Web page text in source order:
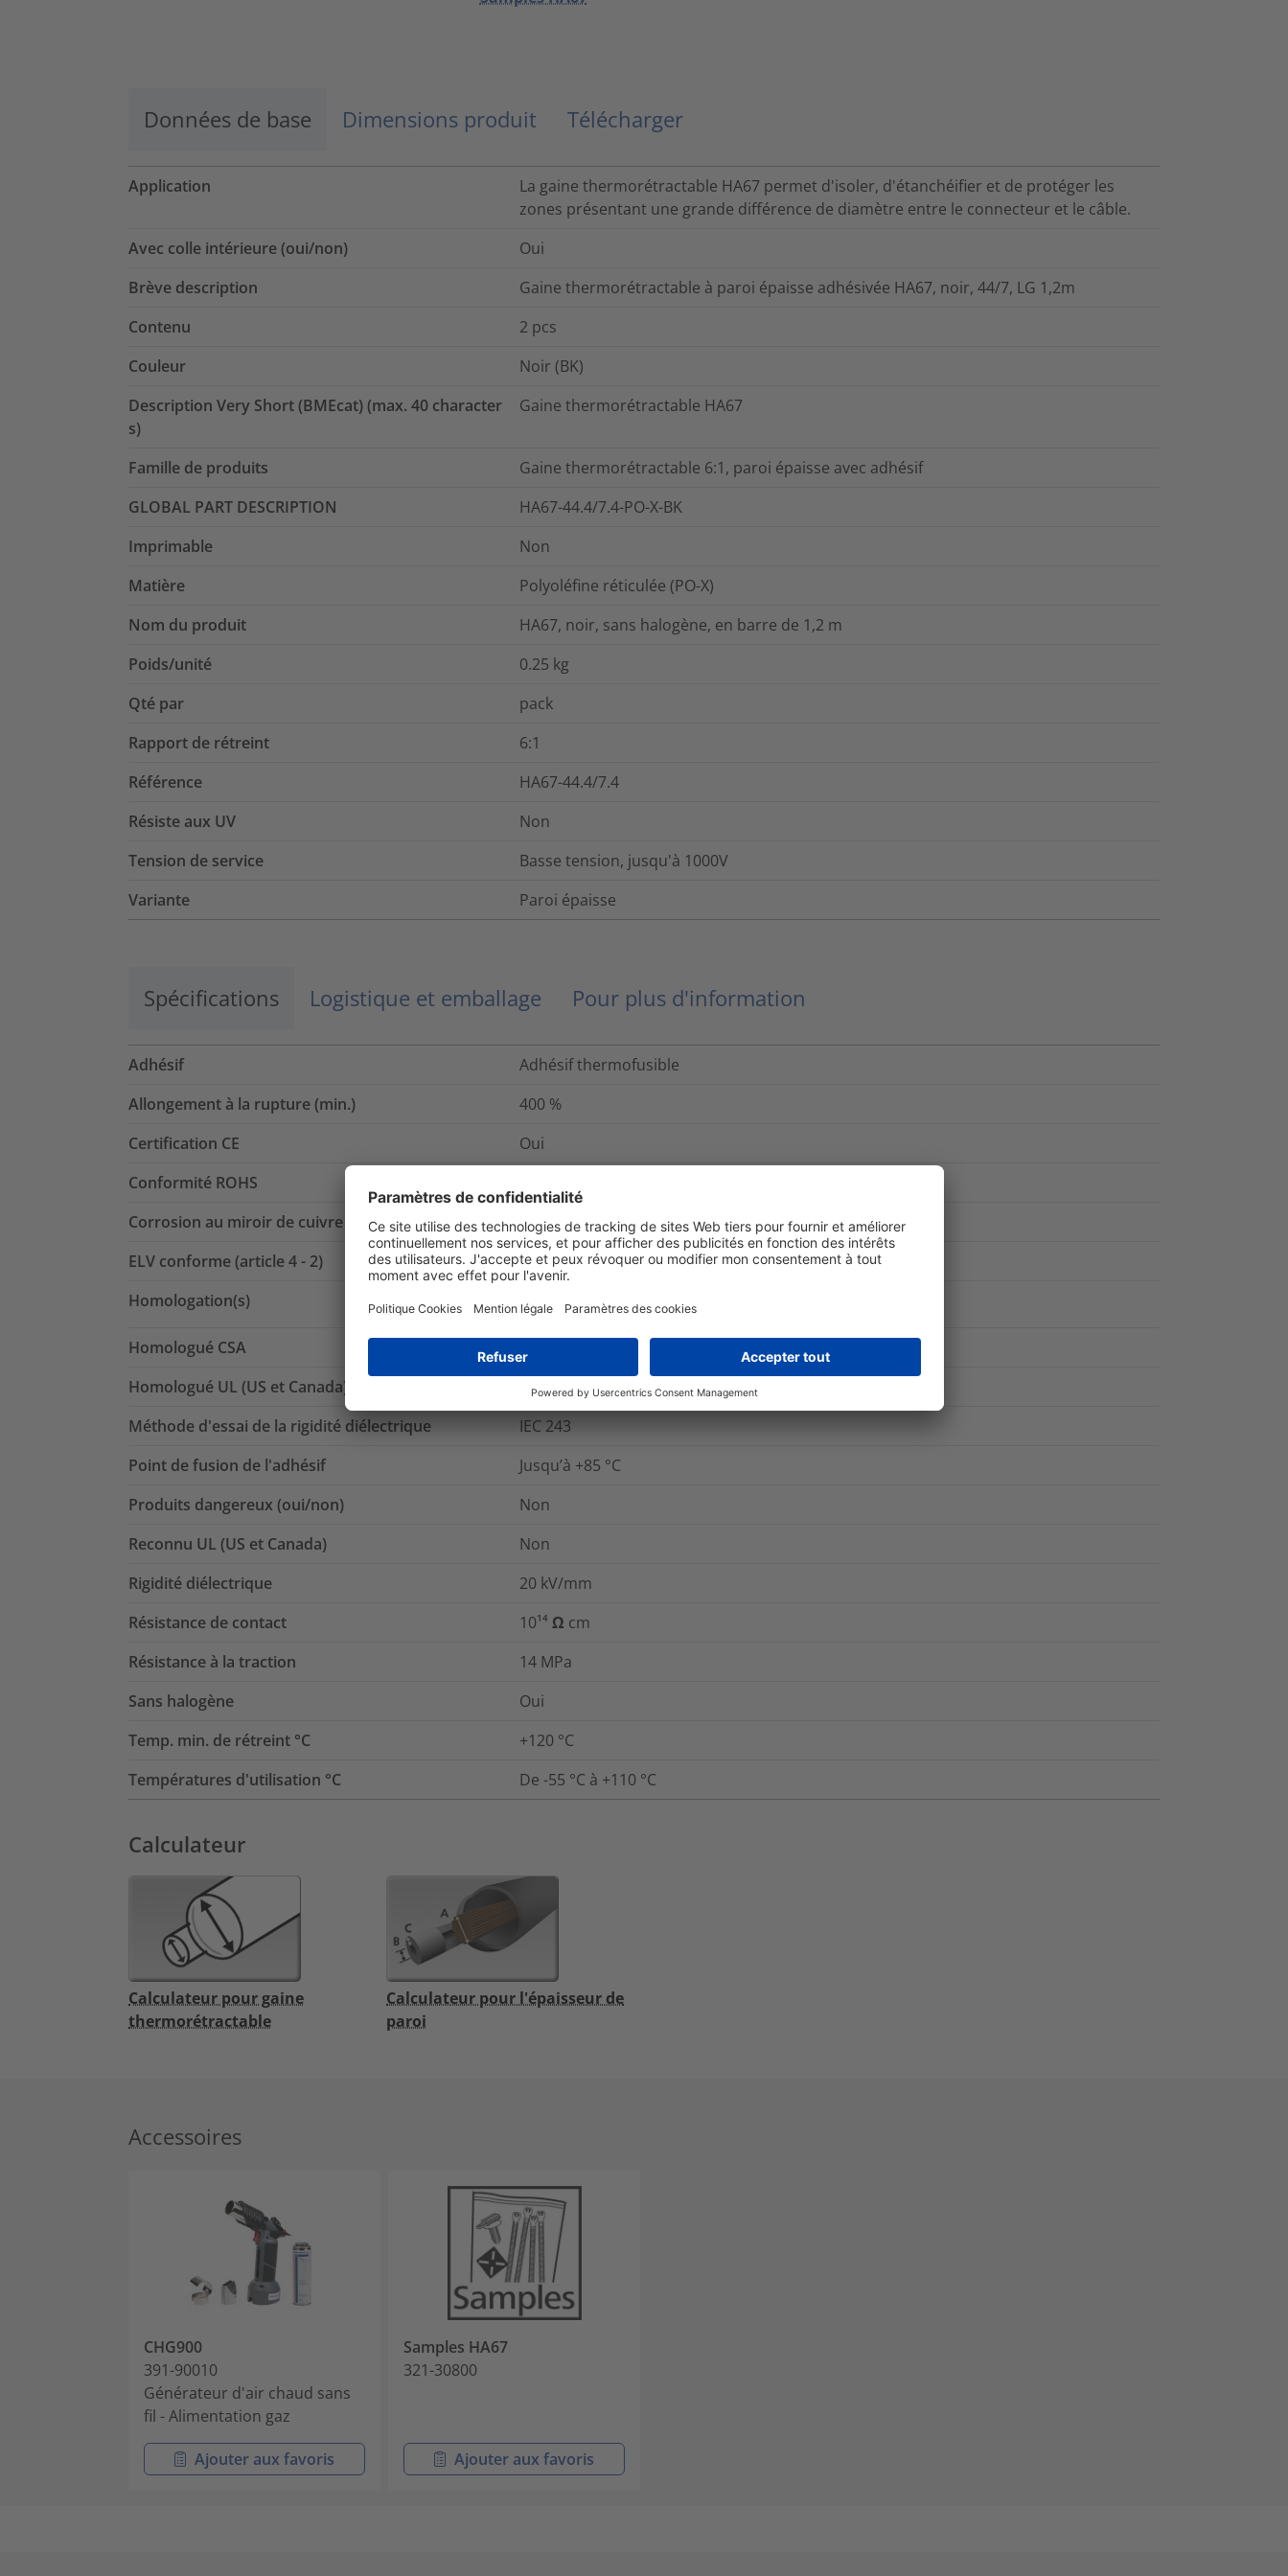
Données de base Dimensions produit Télécharger
Application
La gaine thermorétractable HA67 permet d'isoler, d'étanchéifier et de protéger les
zones présentant une grande différence de diamètre entre le connecteur et le câble.
Avec colle intérieure (oui/non)
Oui
Brève description
Gaine thermorétractable à paroi épaisse adhésivée HA67, noir, 44/7, LG 1,2m
Contenu
2 pcs
Couleur
Noir (BK)
Description Very Short (BMEcat) (max. 40 character
s)
Gaine thermorétractable HA67
Famille de produits
Gaine thermorétractable 6:1, paroi épaisse avec adhésif
GLOBAL PART DESCRIPTION
HA67-44.4/7.4-PO-X-BK
Imprimable
Non
Matière
Polyoléfine réticulée (PO-X)
Nom du produit
HA67, noir, sans halogène, en barre de 1,2 m
Poids/unité
0.25 kg
Qté par
pack
Rapport de rétreint
6:1
Référence
HA67-44.4/7.4
Résiste aux UV
Non
Tension de service
Basse tension, jusqu'à 1000V
Variante
Paroi épaisse
Spécifications Logistique et emballage Pour plus d'information
Adhésif
Adhésif thermofusible
Allongement à la rupture (min.)
400 %
Certification CE
Oui
Conformité ROHS
Corrosion au miroir de cuivre
pas de corrosion
ELV conforme (article 4 - 2)
Oui
Homologation(s)
Homologué CSA
Homologué UL (US et Canada)
Non
Méthode d'essai de la rigidité diélectrique
IEC 243
Point de fusion de l'adhésif
Jusqu’à +85 °C
Produits dangereux (oui/non)
Non
Reconnu UL (US et Canada)
Non
Rigidité diélectrique
20 kV/mm
Résistance de contact
10¹⁴ Ω cm
Résistance à la traction
14 MPa
Sans halogène
Oui
Temp. min. de rétreint °C
+120 °C
Températures d'utilisation °C
De -55 °C à +110 °C
Calculateur
Calculateur pour gaine
thermorétractable
Calculateur pour l'épaisseur de
paroi
Accessoires
CHG900
391-90010
Générateur d'air chaud sans
fil - Alimentation gaz
Ajouter aux favoris
Samples HA67
321-30800
Ajouter aux favoris